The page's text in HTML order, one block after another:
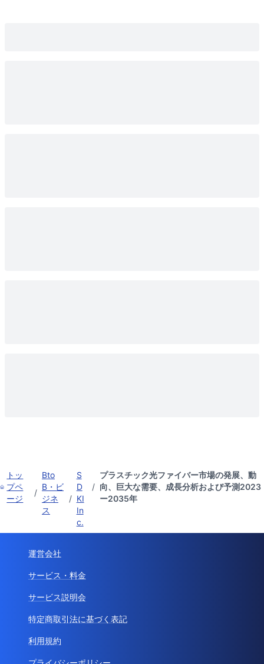
トッ
プペ
ージ
/
Bto
B・ビ
ジネ
ス
/
S
D
KI
In
c.
/
プラスチック光ファイバー市場の発展、動
向、巨大な需要、成長分析および予測2023
ー2035年
運営会社
サービス・料金
サービス説明会
特定商取引法に基づく表記
利用規約